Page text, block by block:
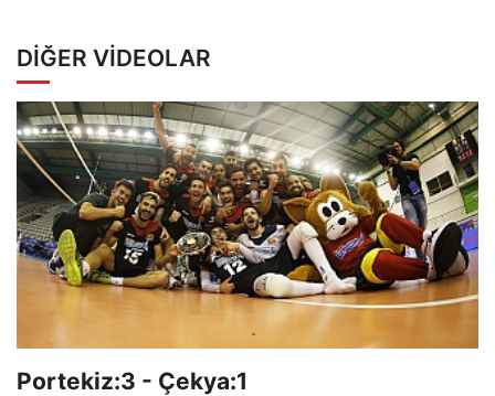
DIĞER VIDEOLAR
Portekiz:3 - Çekya:1